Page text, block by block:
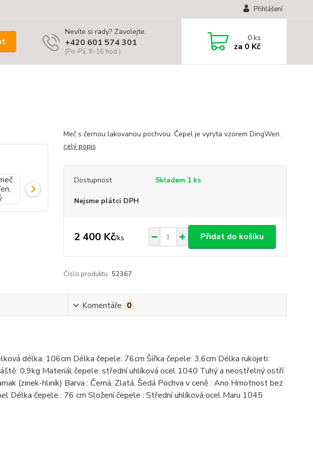
Přihlášení
Nevíte si rady? Zavolejte.
+420 601 574 301
(Po-Pá, 8-16 hod.)
0ks
za 0 Kč
Meč s černou lakovanou pochvou. Čepel je vyryta vzorem DingWen.
celý popis
Dostupnost Skladem 1 ks
Nejsme plátci DPH
2 400 Kč/ks Přidat do košíku
Číslo produktu: 52367
Komentáře 0
délka: 106cm Délka čepele: 76cm Šířka čepele: 3,6cm Délka rukojeti:
0,9kg Materiál čepele: střední uhlíková ocel 1040 Tuhý a neostřelný ostří
(zinek-hliník) Barva : Černá, Zlatá, Šedá Pochva v ceně : Ano Hmotnost bez
Délka čepele : 76 cm Složení čepele : Střední uhlíková ocel Maru 1045